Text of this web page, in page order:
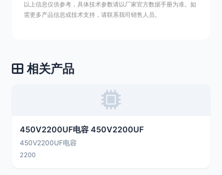
以上信息仅供参考，具体技术参数请以厂家官方数据手册为准。如
需更多产品信息或技术支持，请联系我司销售人员。
相关产品
450V2200UF电容 450V2200UF
450V2200UF电容
2200